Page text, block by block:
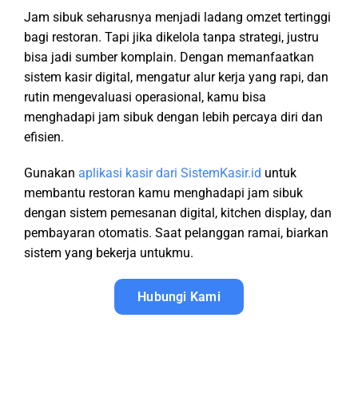
Jam sibuk seharusnya menjadi ladang omzet tertinggi
bagi restoran. Tapi jika dikelola tanpa strategi, justru
bisa jadi sumber komplain. Dengan memanfaatkan
sistem kasir digital, mengatur alur kerja yang rapi, dan
rutin mengevaluasi operasional, kamu bisa
menghadapi jam sibuk dengan lebih percaya diri dan
efisien.
Gunakan aplikasi kasir dari SistemKasir.id untuk
membantu restoran kamu menghadapi jam sibuk
dengan sistem pemesanan digital, kitchen display, dan
pembayaran otomatis. Saat pelanggan ramai, biarkan
sistem yang bekerja untukmu.
Hubungi Kami